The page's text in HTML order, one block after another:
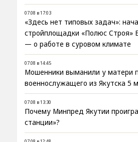
07.08 в 17:03
«Здесь нет типовых задач»:
стройплощадки «Полюс Строя»
— о работе в суровом климате
07.08 в 14:45
Мошенники выманили у матери
военнослужащего из Якутска 5
07.08 в 13:30
Почему Минпред Якутии
станции»?